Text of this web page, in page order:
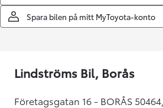
Spara bilen på mitt MyToyota-konto
Lindströms Bil, Borås
Företagsgatan 16 - BORÅS 50464,